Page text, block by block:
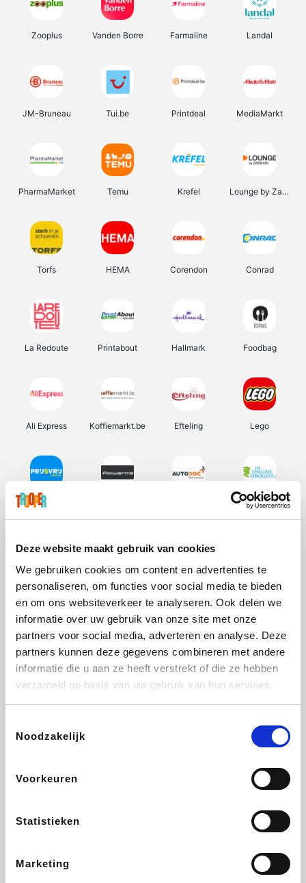
Deze website maakt gebruik van cookies
We gebruiken cookies om content en advertenties te
personaliseren, om functies voor social media te bieden
en om ons websiteverkeer te analyseren. Ook delen we
informatie over uw gebruik van onze site met onze
partners voor social media, adverteren en analyse. Deze
partners kunnen deze gegevens combineren met andere
informatie die u aan ze heeft verstrekt of die ze hebben
verzameld op basis van uw gebruik van hun services.
Noodzakelijk
Voorkeuren
Statistieken
Marketing
Zooplus Vanden Borre Farmaline Landal
JM-Bruneau Tui.be Printdeal MediaMarkt
PharmaMarket Temu Krefel Lounge by Zalando
Torfs HEMA Corendon Conrad
La Redoute Printabout Hallmark Foodbag
Ali Express Koffiemarkt.be Efteling Lego
Prijsvrij De Online Drogist
Vidaxl Lampenlicht.be Adidas Hotels.com
DectDirect
Brussels Airlines
ZEB Get Your Guide